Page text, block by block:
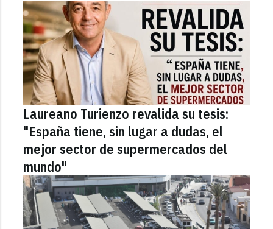
Laureano Turienzo revalida su tesis:
"España tiene, sin lugar a dudas, el
mejor sector de supermercados del
mundo"